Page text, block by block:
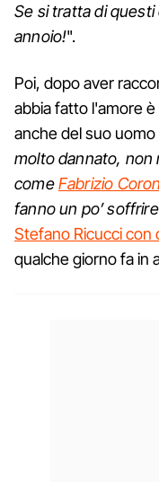
Se si tratta di
annoio!".
Poi, dopo aver
abbia fatto l'amore
anche del suo uomo
molto dannato,
comeFabrizio
fanno un po’ soffrire
Stefano Ricucci con
qualche giorno fa in